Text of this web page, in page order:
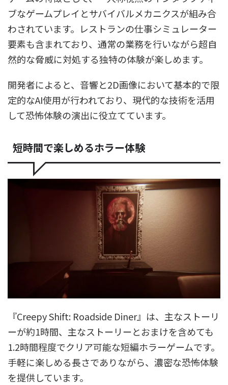
ブなゲームプレイとサバイバルメカニクスが組み合
わされています。レストランの仕事シミュレーター
要素も含まれており、通常の業務を行いながら超自
然的な脅威に対処する独特の体験が楽しめます。
開発者によると、音響と2D画像において基本的で限
定的なAI使用が行われており、現代的な技術を活用
して恐怖体験の演出に役立てています。
短時間で楽しめるホラー体験
『Creepy Shift: Roadside Diner』は、主なストーリ
ーが約1時間、主なストーリーとおまけを含めても
1.2時間程度でクリア可能な短編ホラーゲームです。
手軽に楽しめる長さでありながら、濃密な恐怖体験
を提供しています。